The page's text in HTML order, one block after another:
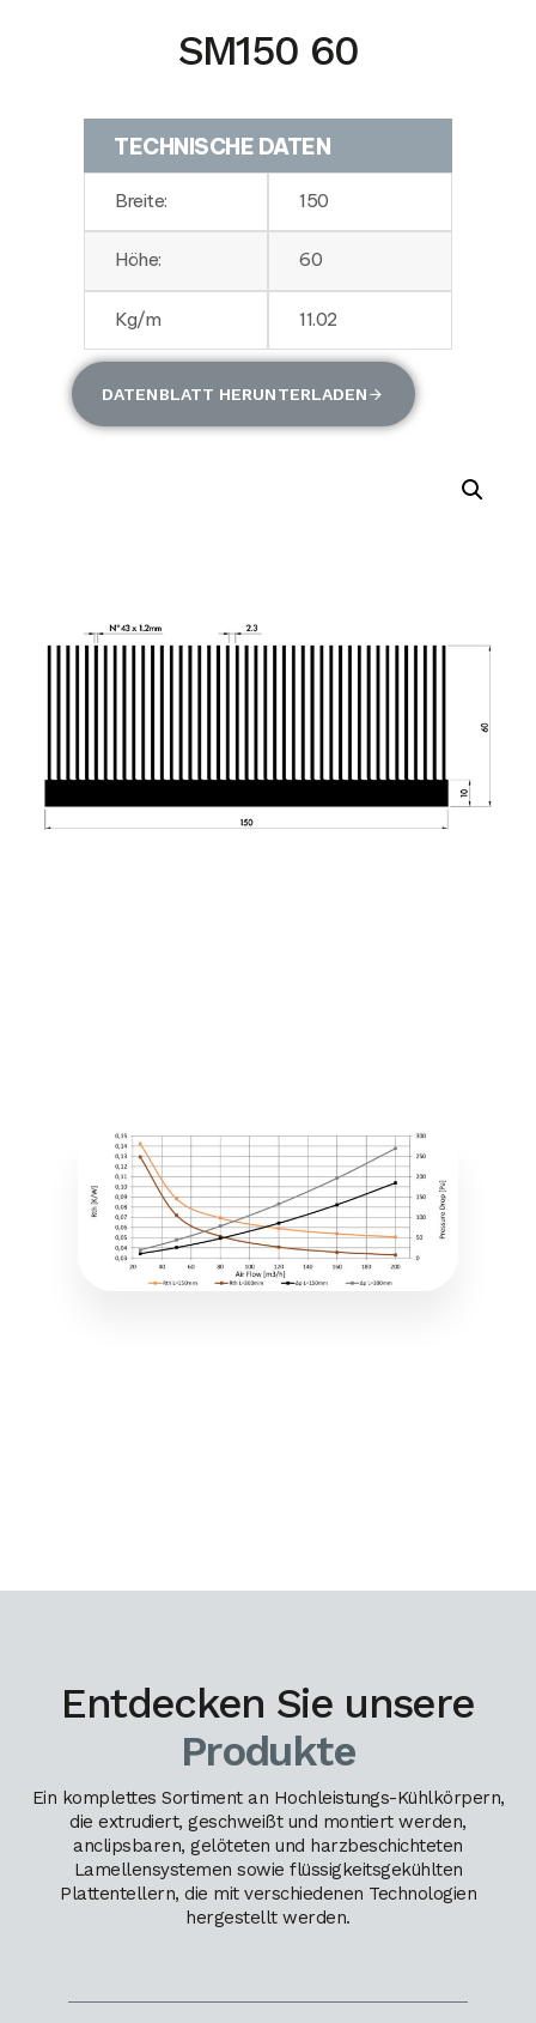
SM150 60
TECHNISCHE DATEN
Breite: 150
Höhe: 60
Kg/m 11.02
DATENBLATT HERUNTERLADEN
Entdecken Sie unsere
Produkte
Ein komplettes Sortiment an Hochleistungs-Kühlkörpern,
die extrudiert, geschweißt und montiert werden,
anclipsbaren, gelöteten und harzbeschichteten
Lamellensystemen sowie flüssigkeitsgekühlten
Plattentellern, die mit verschiedenen Technologien
hergestellt werden.